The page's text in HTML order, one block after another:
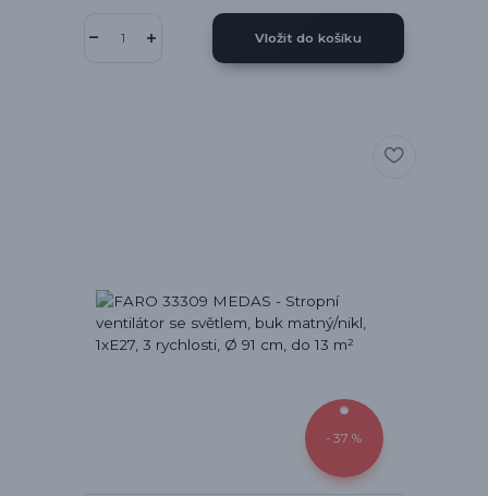
Vložit do košíku
- 37 %